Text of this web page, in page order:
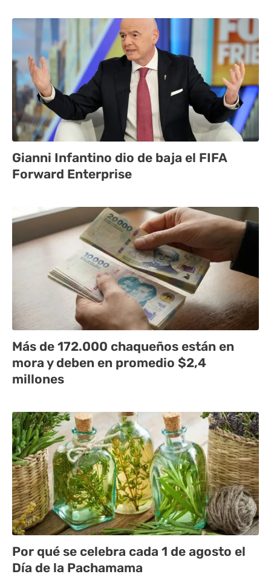
Gianni Infantino dio de baja el FIFA
Forward Enterprise
Más de 172.000 chaqueños están en
mora y deben en promedio $2,4
millones
Por qué se celebra cada 1 de agosto el
Día de la Pachamama